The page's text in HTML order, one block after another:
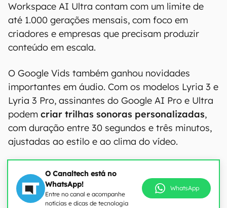
Workspace AI Ultra contam com um limite de
até 1.000 gerações mensais, com foco em
criadores e empresas que precisam produzir
conteúdo em escala.
O Google Vids também ganhou novidades
importantes em áudio. Com os modelos Lyria 3 e
Lyria 3 Pro, assinantes do Google AI Pro e Ultra
podem criar trilhas sonoras personalizadas,
com duração entre 30 segundos e três minutos,
ajustadas ao estilo e ao clima do vídeo.
O Canaltech está no
WhatsApp!
Entre no canal e acompanhe
notícias e dicas de tecnologia
WhatsApp